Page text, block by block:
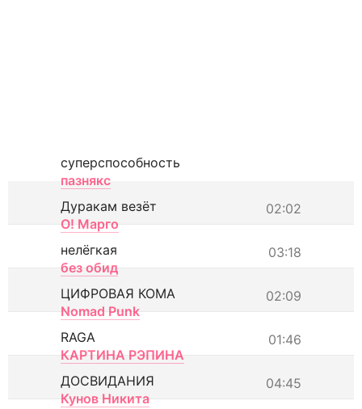
суперспособность
пазнякс
02:02
Дуракам везёт
О! Марго
03:18
нелёгкая
без обид
02:09
ЦИФРОВАЯ КОМА
Nomad Punk
01:46
RAGA
КАРТИНА РЭПИНА
04:45
ДОСВИДАНИЯ
Кунов Никита